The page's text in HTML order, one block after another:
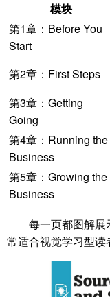
模块
第1章：Before You
Start
第2章：First Steps
第3章：Getting
Going
第4章：Running the
Business
第5章：Growing the
Business
每一页都图解
常适合视觉学习型读